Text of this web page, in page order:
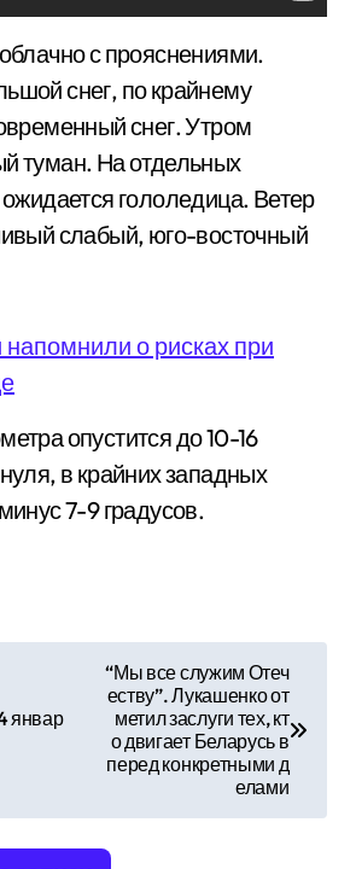
с прояснениями.
снег, по крайнему
снег. Утром
туман. На отдельных
ожидается гололедица. Ветер
слабый, юго-восточный
о рисках при
опустится до 10-16
в крайних западных
7-9 градусов.
январ
“Мы все служим Отеч
еству”. Лукашенко от
метил заслуги тех, кт
о двигает Беларусь в
перед конкретными д
елами